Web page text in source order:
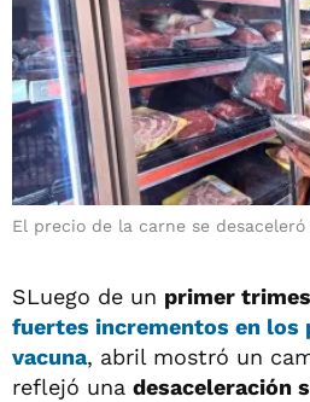
El precio de la carne se
SLuego de un primer
fuertes incrementos en los
vacuna, abril mostró un
reflejó una desaceleración